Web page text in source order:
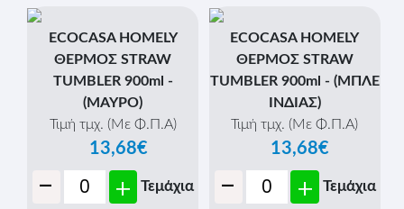
ECOCASA HOMELY
ΘΕΡΜΟΣ STRAW
TUMBLER 900ml -
(ΜΑΥΡΟ)
Τιμή τμχ. (Με Φ.Π.Α)
13,68€
- + Τεμάχια
ECOCASA HOMELY
ΘΕΡΜΟΣ STRAW
TUMBLER 900ml - (ΜΠΛΕ
ΙΝΔΙΑΣ)
Τιμή τμχ. (Με Φ.Π.Α)
13,68€
- + Τεμάχια